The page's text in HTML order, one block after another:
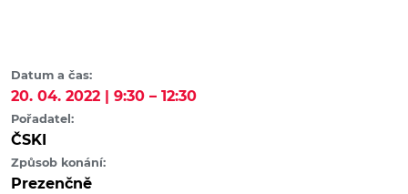
Datum a čas:
20. 04. 2022 | 9:30 – 12:30
Pořadatel:
ČSKI
Způsob konání:
Prezenčně